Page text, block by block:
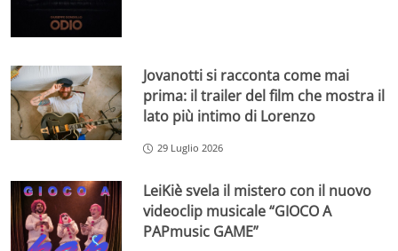
Jovanotti si racconta come mai
prima: il trailer del film che mostra il
lato più intimo di Lorenzo
29 Luglio 2026
LeiKiè svela il mistero con il nuovo
videoclip musicale “GIOCO A
PAPmusic GAME”